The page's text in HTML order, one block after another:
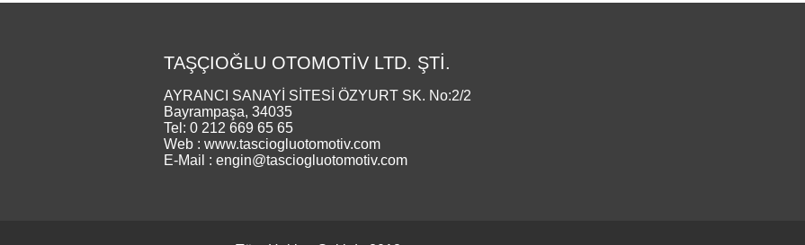
TAŞÇIOĞLU OTOMOTİV LTD. ŞTİ.
AYRANCI SANAYİ SİTESİ ÖZYURT SK. No:2/2
Bayrampaşa, 34035
Tel: 0 212 669 65 65
Web : www.tasciogluotomotiv.com
E-Mail : engin@tasciogluotomotiv.com